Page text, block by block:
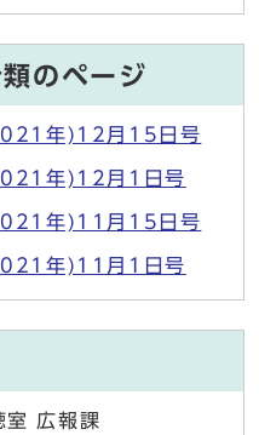
のページ
年)12月15日号
年)12月1日号
年)11月15日号
年)11月1日号
室 広報課